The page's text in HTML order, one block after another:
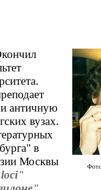
и античную
вузах.
в
Москвы